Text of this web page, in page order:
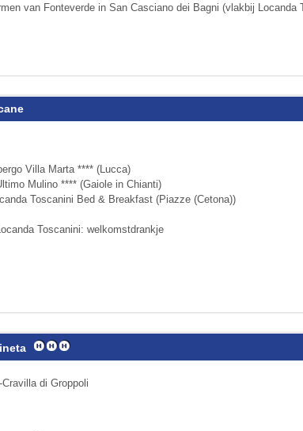
van Fonteverde in San Casciano dei Bagni (vlakbij Locanda
Villa Marta **** (Lucca)
Mulino **** (Gaiole in Chianti)
Toscanini Bed & Breakfast (Piazze (Cetona))
Toscanini: welkomstdrankje
di Groppoli